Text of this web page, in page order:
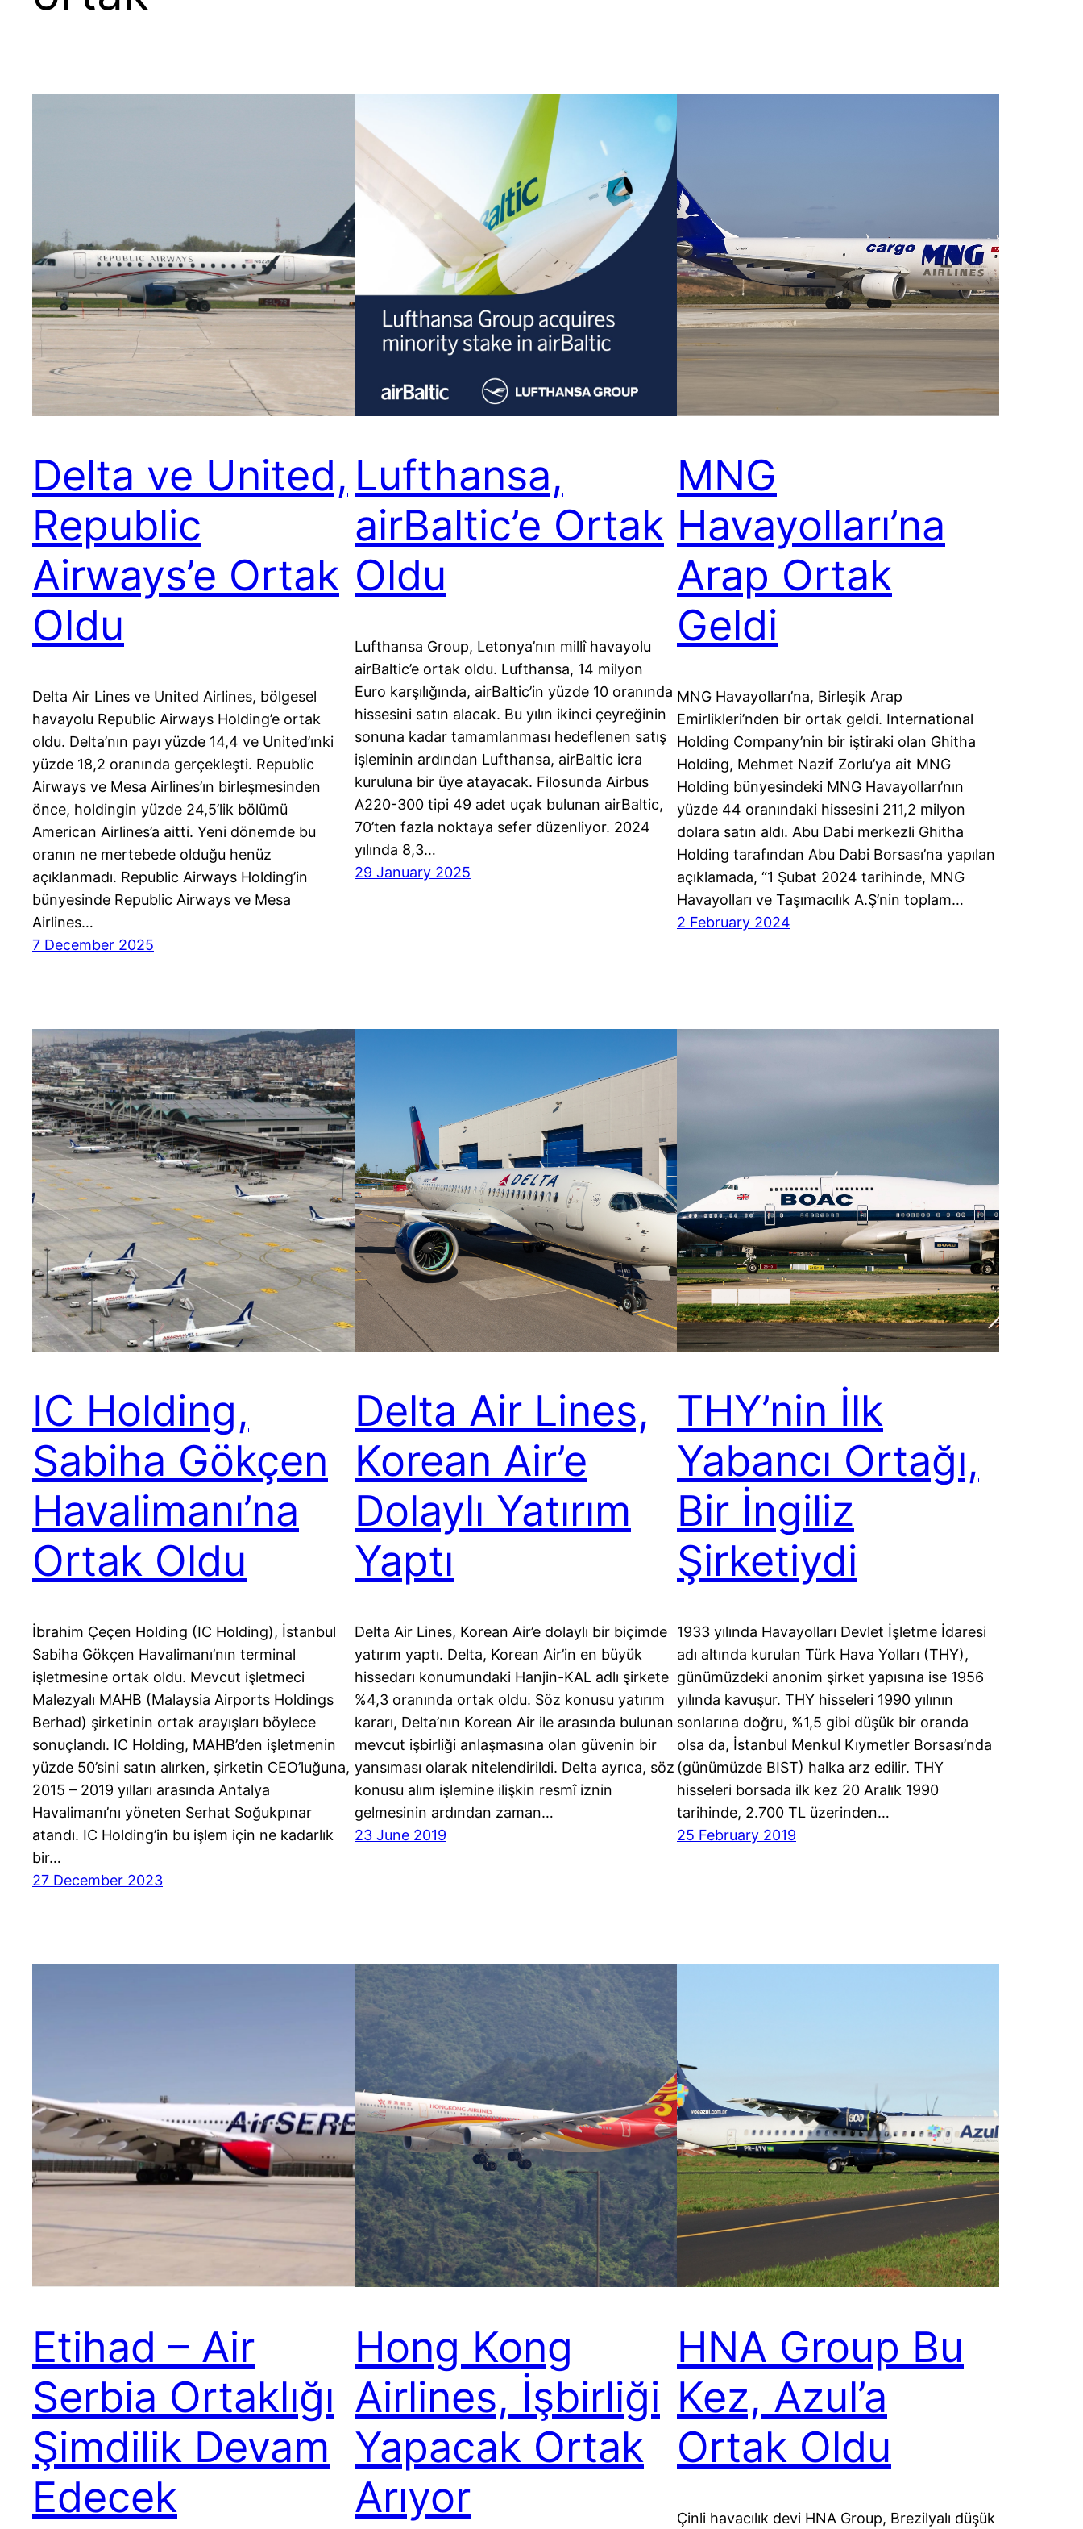
Delta ve United,
Republic
Airways’e Ortak
Oldu
Delta Air Lines ve United Airlines, bölgesel
havayolu Republic Airways Holding’e ortak
oldu. Delta’nın payı yüzde 14,4 ve United’ınki
yüzde 18,2 oranında gerçekleşti. Republic
Airways ve Mesa Airlines’ın birleşmesinden
önce, holdingin yüzde 24,5’lik bölümü
American Airlines’a aitti. Yeni dönemde bu
oranın ne mertebede olduğu henüz
açıklanmadı. Republic Airways Holding’in
bünyesinde Republic Airways ve Mesa
Airlines…
7 December 2025
Lufthansa,
airBaltic’e Ortak
Oldu
Lufthansa Group, Letonya’nın millî havayolu
airBaltic’e ortak oldu. Lufthansa, 14 milyon
Euro karşılığında, airBaltic’in yüzde 10 oranında
hissesini satın alacak. Bu yılın ikinci çeyreğinin
sonuna kadar tamamlanması hedeflenen satış
işleminin ardından Lufthansa, airBaltic icra
kuruluna bir üye atayacak. Filosunda Airbus
A220-300 tipi 49 adet uçak bulunan airBaltic,
70’ten fazla noktaya sefer düzenliyor. 2024
yılında 8,3…
29 January 2025
MNG
Havayolları’na
Arap Ortak
Geldi
MNG Havayolları’na, Birleşik Arap
Emirlikleri’nden bir ortak geldi. International
Holding Company’nin bir iştiraki olan Ghitha
Holding, Mehmet Nazif Zorlu’ya ait MNG
Holding bünyesindeki MNG Havayolları’nın
yüzde 44 oranındaki hissesini 211,2 milyon
dolara satın aldı. Abu Dabi merkezli Ghitha
Holding tarafından Abu Dabi Borsası’na yapılan
açıklamada, “1 Şubat 2024 tarihinde, MNG
Havayolları ve Taşımacılık A.Ş’nin toplam…
2 February 2024
IC Holding,
Sabiha Gökçen
Havalimanı’na
Ortak Oldu
İbrahim Çeçen Holding (IC Holding), İstanbul
Sabiha Gökçen Havalimanı’nın terminal
işletmesine ortak oldu. Mevcut işletmeci
Malezyalı MAHB (Malaysia Airports Holdings
Berhad) şirketinin ortak arayışları böylece
sonuçlandı. IC Holding, MAHB’den işletmenin
yüzde 50’sini satın alırken, şirketin CEO’luğuna,
2015 – 2019 yılları arasında Antalya
Havalimanı’nı yöneten Serhat Soğukpınar
atandı. IC Holding’in bu işlem için ne kadarlık
bir…
27 December 2023
Delta Air Lines,
Korean Air’e
Dolaylı Yatırım
Yaptı
Delta Air Lines, Korean Air’e dolaylı bir biçimde
yatırım yaptı. Delta, Korean Air’in en büyük
hissedarı konumundaki Hanjin-KAL adlı şirkete
%4,3 oranında ortak oldu. Söz konusu yatırım
kararı, Delta’nın Korean Air ile arasında bulunan
mevcut işbirliği anlaşmasına olan güvenin bir
yansıması olarak nitelendirildi. Delta ayrıca, söz
konusu alım işlemine ilişkin resmî iznin
gelmesinin ardından zaman…
23 June 2019
THY’nin İlk
Yabancı Ortağı,
Bir İngiliz
Şirketiydi
1933 yılında Havayolları Devlet İşletme İdaresi
adı altında kurulan Türk Hava Yolları (THY),
günümüzdeki anonim şirket yapısına ise 1956
yılında kavuşur. THY hisseleri 1990 yılının
sonlarına doğru, %1,5 gibi düşük bir oranda
olsa da, İstanbul Menkul Kıymetler Borsası’nda
(günümüzde BIST) halka arz edilir. THY
hisseleri borsada ilk kez 20 Aralık 1990
tarihinde, 2.700 TL üzerinden…
25 February 2019
Etihad – Air
Serbia Ortaklığı
Şimdilik Devam
Edecek
Hong Kong
Airlines, İşbirliği
Yapacak Ortak
Arıyor
HNA Group Bu
Kez, Azul’a
Ortak Oldu
Çinli havacılık devi HNA Group, Brezilyalı düşük